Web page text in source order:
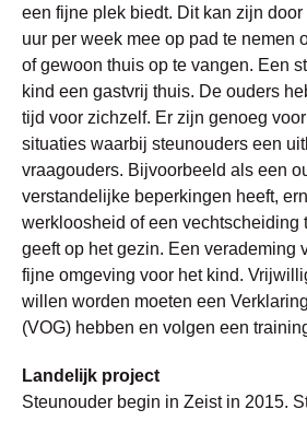
een fijne plek biedt. Dit kan zijn
uur per week mee op pad te nemen
of gewoon thuis op te vangen. Een
kind een gastvrij thuis. De ouders
tijd voor zichzelf. Er zijn genoeg
situaties waarbij steunouders een
vraagouders. Bijvoorbeeld als een
verstandelijke beperkingen heeft,
werkloosheid of een vechtscheiding
geeft op het gezin. Een verademing
fijne omgeving voor het kind.
willen worden moeten een
(VOG) hebben en volgen een
Landelijk project
Steunouder begin in Zeist in 2015.